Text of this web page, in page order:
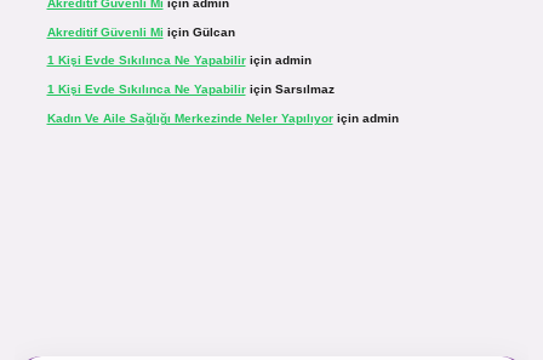
Akreditif Güvenli Mi için admin
Akreditif Güvenli Mi için Gülcan
1 Kişi Evde Sıkılınca Ne Yapabiliriçin admin
1 Kişi Evde Sıkılınca Ne Yapabiliriçin Sarsılmaz
Kadın Ve Aile Sağlığı Merkezinde Neler Yapılıyoriçin admin